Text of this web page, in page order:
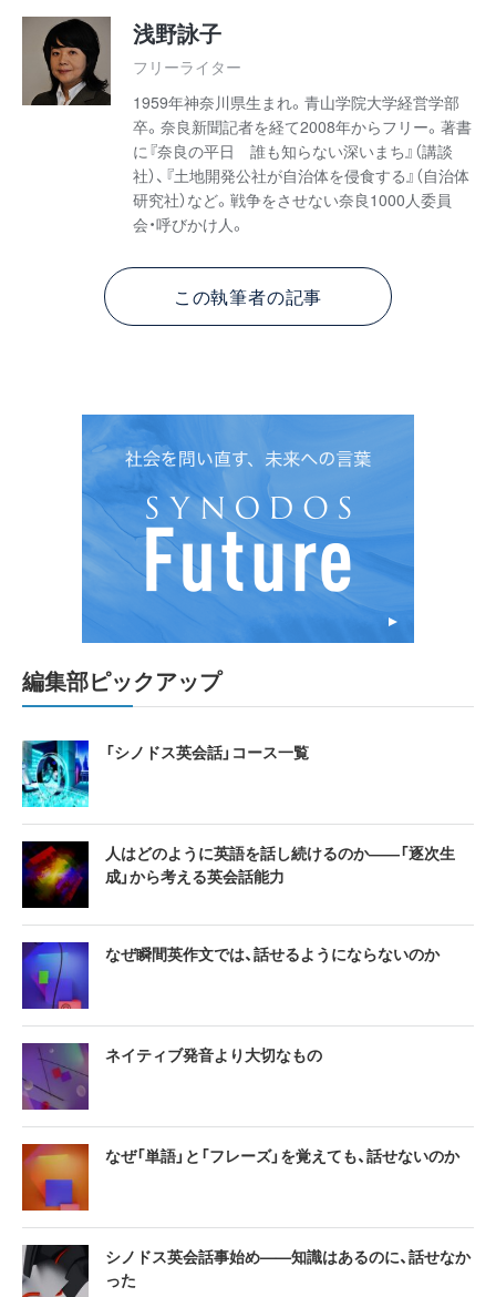
浅野詠子
フリーライター
1959年神奈川県生まれ。青山学院大学経営学部
卒。奈良新聞記者を経て2008年からフリー。著書
に『奈良の平日 誰も知らない深いまち』（講談
社）、『土地開発公社が自治体を侵食する』（自治体
研究社）など。戦争をさせない奈良1000人委員
会・呼びかけ人。
この執筆者の記事
編集部ピックアップ
「シノドス英会話」コース一覧
人はどのように英語を話し続けるのか――「逐次生
成」から考える英会話能力
なぜ瞬間英作文では、話せるようにならないのか
ネイティブ発音より大切なもの
なぜ「単語」と「フレーズ」を覚えても、話せないのか
シノドス英会話事始め——知識はあるのに、話せなか
った